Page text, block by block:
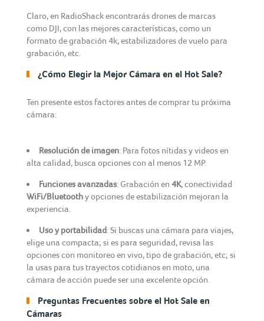
Claro, en RadioShack encontrarás drones de marcas
como DJI, con las mejores características, como un
formato de grabación 4k, estabilizadores de vuelo para
grabación, etc.
¿Cómo Elegir la Mejor Cámara en el Hot Sale?
Ten presente estos factores antes de comprar tu próxima
cámara:
Resolución de imagen: Para fotos nítidas y videos en
alta calidad, busca opciones con al menos 12 MP.
Funciones avanzadas: Grabación en 4K, conectividad
WiFi/Bluetoothy opciones de estabilización mejoran la
experiencia.
Uso y portabilidad: Si buscas una cámara para viajes,
elige una compacta; si es para seguridad, revisa las
opciones con monitoreo en vivo, tipo de grabación, etc; si
la usas para tus trayectos cotidianos en moto, una
cámara de acción puede ser una excelente opción.
Preguntas Frecuentes sobre el Hot Sale en
Cámaras